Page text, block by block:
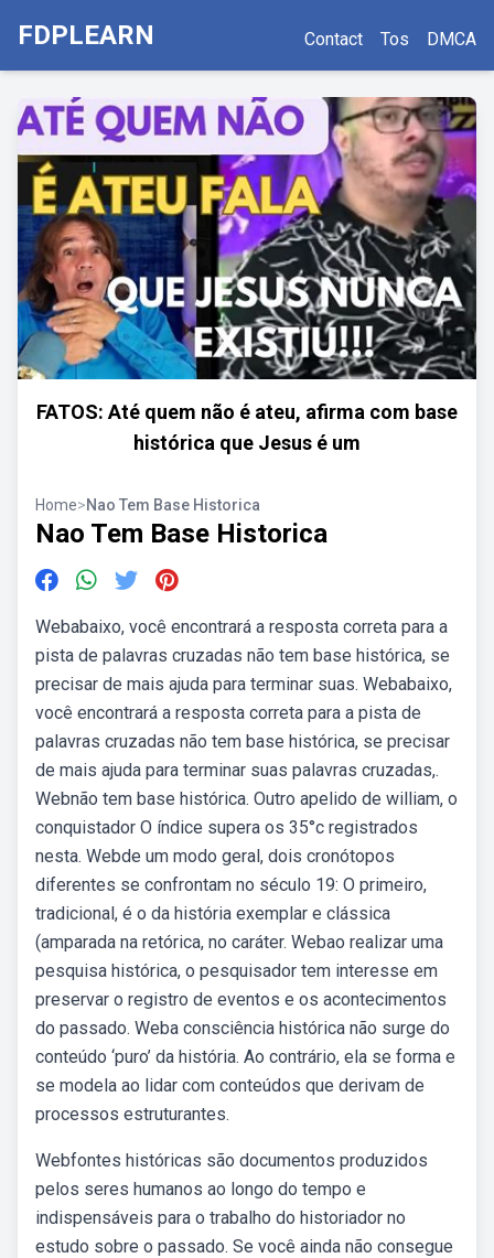
FDPLEARN Contact Tos DMCA
FATOS: Até quem não é ateu, afirma com base
histórica que Jesus é um
Home>Nao Tem Base Historica
Nao Tem Base Historica
Webabaixo, você encontrará a resposta correta para a
pista de palavras cruzadas não tem base histórica, se
precisar de mais ajuda para terminar suas. Webabaixo,
você encontrará a resposta correta para a pista de
palavras cruzadas não tem base histórica, se precisar
de mais ajuda para terminar suas palavras cruzadas,.
Webnão tem base histórica. Outro apelido de william, o
conquistador O índice supera os 35°c registrados
nesta. Webde um modo geral, dois cronótopos
diferentes se confrontam no século 19: O primeiro,
tradicional, é o da história exemplar e clássica
(amparada na retórica, no caráter. Webao realizar uma
pesquisa histórica, o pesquisador tem interesse em
preservar o registro de eventos e os acontecimentos
do passado. Weba consciência histórica não surge do
conteúdo ‘puro’ da história. Ao contrário, ela se forma e
se modela ao lidar com conteúdos que derivam de
processos estruturantes.
Webfontes históricas são documentos produzidos
pelos seres humanos ao longo do tempo e
indispensáveis para o trabalho do historiador no
estudo sobre o passado. Se você ainda não consegue